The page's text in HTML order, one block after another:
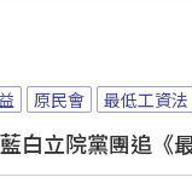
原民會 最低工資法
白立院黨團追《